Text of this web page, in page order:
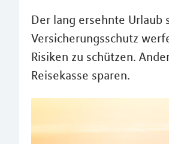
Der lang ersehnte Urlaub
Versicherungsschutz
Risiken zu schützen.
Reisekasse sparen.